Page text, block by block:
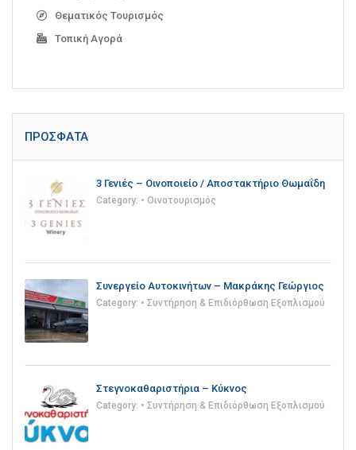
Θεματικός Τουρισμός
Τοπική Αγορά
ΠΡΌΣΦΑΤΑ
3 Γενιές – Οινοποιείο / Αποστακτήριο Θωμαΐδη
Category: • Οινοτουρισμός
Συνεργείο Αυτοκινήτων – Μακράκης Γεώργιος
Category: • Συντήρηση & Επιδιόρθωση Εξοπλισμού
Στεγνοκαθαριστήρια – Κύκνος
Category: • Συντήρηση & Επιδιόρθωση Εξοπλισμού